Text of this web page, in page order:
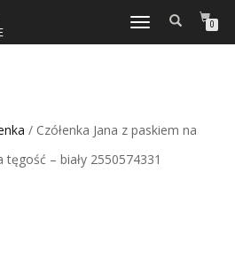
WŁĄCZ
NAWIGACJĘ
0
/ Czółenka Jana z paskiem na
– biały 2550574331